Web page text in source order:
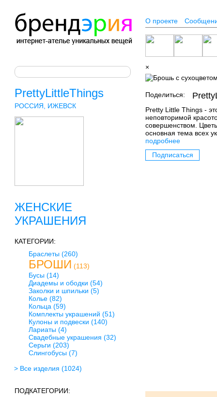
О проекте
PrettyLittleThings
РОССИЯ, ИЖЕВСК
ЖЕНСКИЕ
УКРАШЕНИЯ
КАТЕГОРИИ:
Браслеты (260)
БРОШИ (113)
Бусы (14)
Диадемы и ободки (54)
Заколки и шпильки (5)
Колье (82)
Кольца (59)
Комплекты украшений (51)
Кулоны и подвески (140)
Лариаты (4)
Свадебные украшения (32)
Серьги (203)
Слингобусы (7)
> Все изделия (1024)
ПОДКАТЕГОРИИ:
×
Поделиться:
Pretty Little Things -
неповторимой
совершенством.
основная тема всех
подробнее
Подписаться